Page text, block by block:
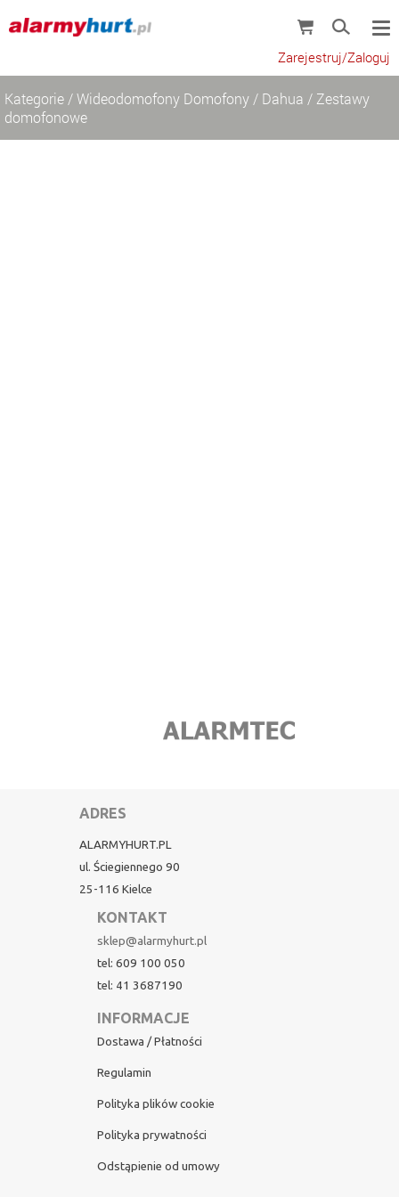
Zarejestruj/Zaloguj
Kategorie /Wideodomofony Domofony / Dahua / Zestawy
domofonowe
ADRES
ALARMYHURT.PL
ul. Ściegiennego 90
25-116 Kielce
KONTAKT
sklep@alarmyhurt.pl
tel: 609 100 050
tel: 41 3687190
INFORMACJE
Dostawa / Płatności
Regulamin
Polityka plików cookie
Polityka prywatności
Odstąpienie od umowy